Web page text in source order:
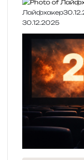
Лайфхакер
30.12.2025